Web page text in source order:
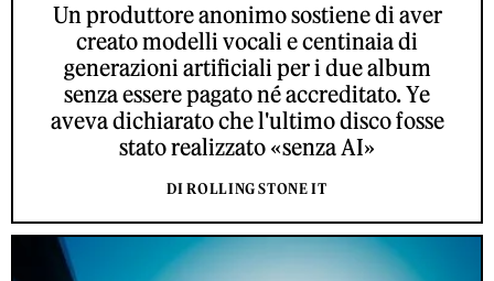
Un produttore anonimo sostiene di aver
creato modelli vocali e centinaia di
generazioni artificiali per i due album
senza essere pagato né accreditato. Ye
aveva dichiarato che l'ultimo disco fosse
stato realizzato «senza AI»
DI ROLLING STONE IT